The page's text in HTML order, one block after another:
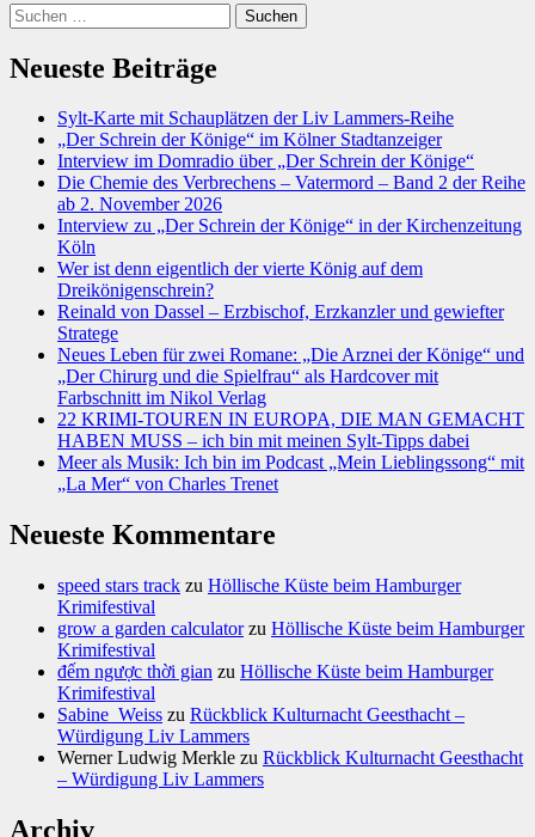
Suchen
nach:
Neueste Beiträge
Sylt-Karte mit Schauplätzen der Liv Lammers-Reihe
„Der Schrein der Könige“ im Kölner Stadtanzeiger
Interview im Domradio über „Der Schrein der Könige“
Die Chemie des Verbrechens – Vatermord – Band 2 der Reihe
ab 2. November 2026
Interview zu „Der Schrein der Könige“ in der Kirchenzeitung
Köln
Wer ist denn eigentlich der vierte König auf dem
Dreikönigenschrein?
Reinald von Dassel – Erzbischof, Erzkanzler und gewiefter
Stratege
Neues Leben für zwei Romane: „Die Arznei der Könige“ und
„Der Chirurg und die Spielfrau“ als Hardcover mit
Farbschnitt im Nikol Verlag
22 KRIMI-TOUREN IN EUROPA, DIE MAN GEMACHT
HABEN MUSS – ich bin mit meinen Sylt-Tipps dabei
Meer als Musik: Ich bin im Podcast „Mein Lieblingssong“ mit
„La Mer“ von Charles Trenet
Neueste Kommentare
speed stars track zu Höllische Küste beim Hamburger
Krimifestival
grow a garden calculatorzu Höllische Küste beim Hamburger
Krimifestival
đếm ngược thời gian zu Höllische Küste beim Hamburger
Krimifestival
Sabine_Weiss zu Rückblick Kulturnacht Geesthacht –
Würdigung Liv Lammers
Werner Ludwig Merkle zu Rückblick Kulturnacht Geesthacht
– Würdigung Liv Lammers
Archiv